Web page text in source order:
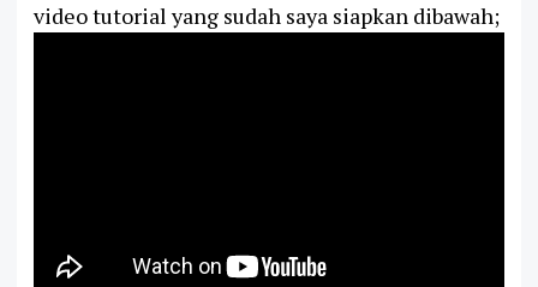
video tutorial yang sudah saya siapkan dibawah;